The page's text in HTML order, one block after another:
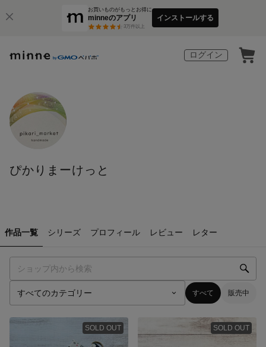
お買いものがもっとお得に
minneのアプリ
3万件以上
インストールする
ログイン
ぴかりまーけっと
作品一覧 シリーズ プロフィール レビュー レター
すべて 販売中
SOLD OUT SOLD OUT